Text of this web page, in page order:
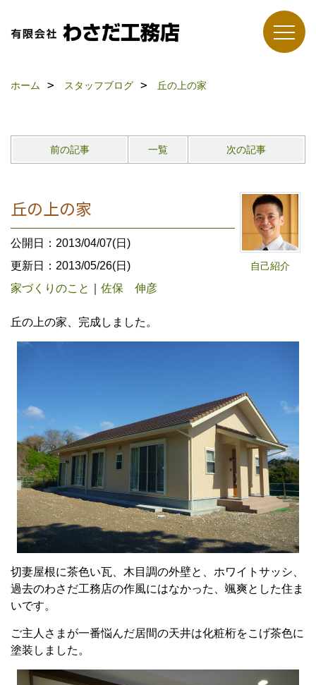
ホーム スタッフブログ 丘の上の家
前の記事 一覧 次の記事
自己紹介
丘の上の家
公開日：2013/04/07(日)
更新日：2013/05/26(日)
家づくりのこと
佐保 伸彦
丘の上の家、完成しました。
切妻屋根に茶色い瓦、木目調の外壁と、ホワイトサッシ、
過去のわさだ工務店の作風にはなかった、颯爽とした住ま
いです。
ご主人さまが一番悩んだ居間の天井は化粧桁をこげ茶色に
塗装しました。